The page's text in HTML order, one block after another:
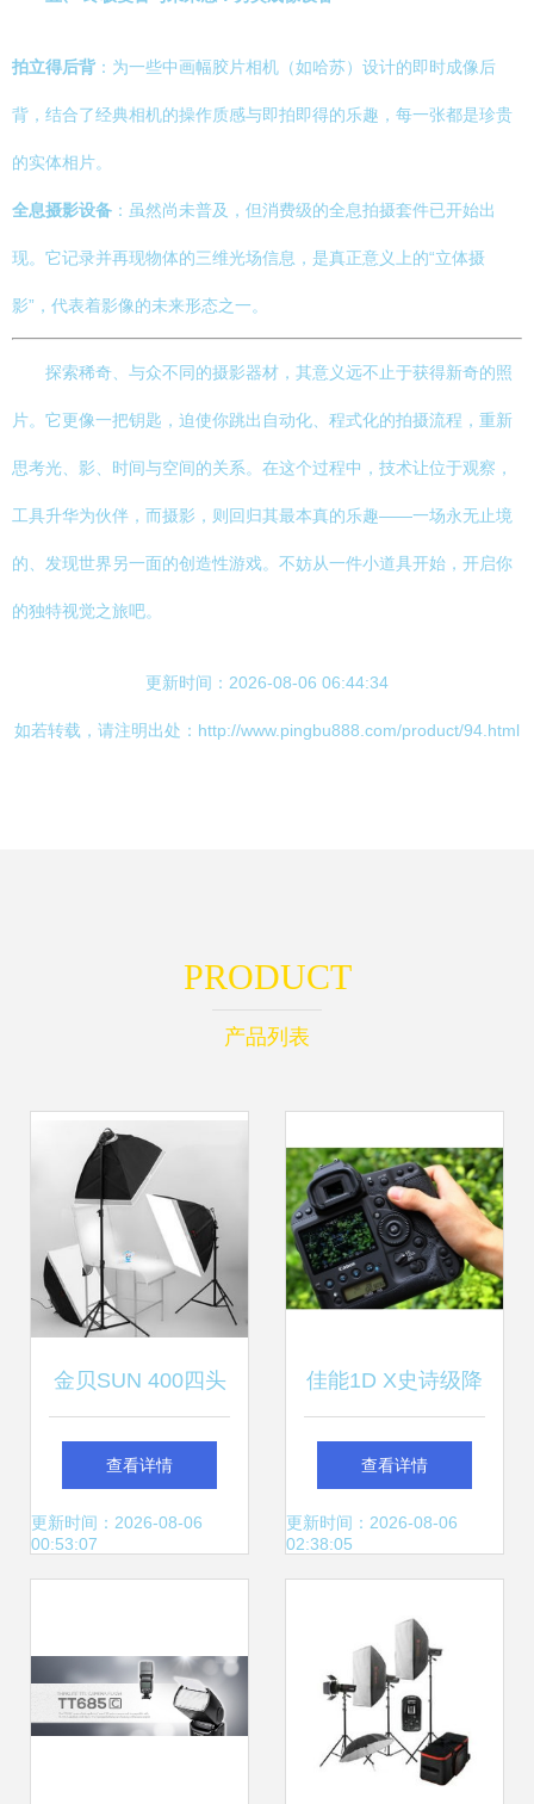
拍立得后背 ：为一些中画幅胶片相机（如哈苏）设计的即时成像后
背，结合了经典相机的操作质感与即拍即得的乐趣，每一张都是珍贵
的实体相片。
全息摄影设备 ：虽然尚未普及，但消费级的全息拍摄套件已开始出
现。它记录并再现物体的三维光场信息，是真正意义上的“立体摄
影”，代表着影像的未来形态之一。
探索稀奇、与众不同的摄影器材，其意义远不止于获得新奇的照
片。它更像一把钥匙，迫使你跳出自动化、程式化的拍摄流程，重新
思考光、影、时间与空间的关系。在这个过程中，技术让位于观察，
工具升华为伙伴，而摄影，则回归其最本真的乐趣——一场永无止境
的、发现世界另一面的创造性游戏。不妨从一件小道具开始，开启你
的独特视觉之旅吧。
更新时间：2026-08-06 06:44:34
如若转载，请注明出处：http://www.pingbu888.com/product/94.html
PRODUCT
产品列表
金贝SUN 400四头
摄影灯 摄影师棚拍
创作的得力助手，
环境
查看详情
更新时间：2026-08-06
00:53:07
佳能1D X史诗级降
价 团购特价16,000
元，全新国行带票
查看详情
更新时间：2026-08-06
02:38:05